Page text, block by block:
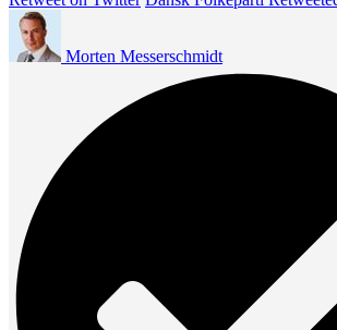
Morten Messerschmidt